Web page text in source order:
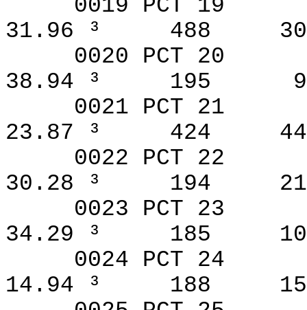
0019 PCT 19
31.96 ³
488
0020 PCT 20
38.94 ³
195
0021 PCT 21
23.87 ³
424
0022 PCT 22
30.28 ³
194
0023 PCT 23
34.29 ³
185
0024 PCT 24
14.94 ³
188